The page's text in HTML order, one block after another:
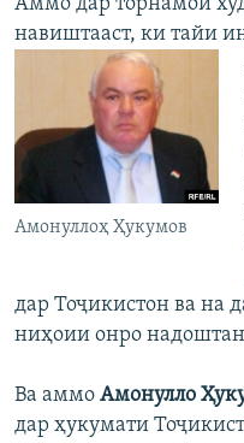
Аммо дар торнамои
навиштааст, ки тайи
Амонуллоҳ Ҳукумов
дар Тоҷикистон ва на
ниҳоии онро
Ва аммо Амонулло
дар ҳукумати